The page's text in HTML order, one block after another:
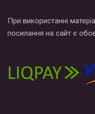
При використанні
посилання на сайт є